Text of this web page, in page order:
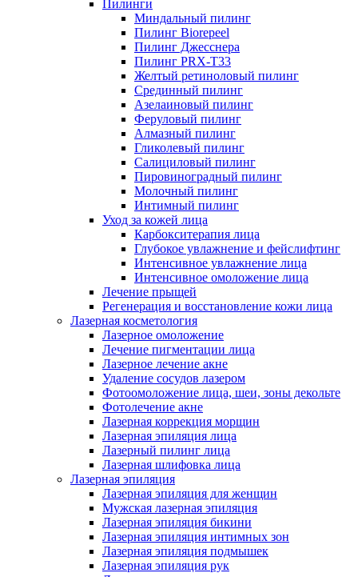
Пилинги
Миндальный пилинг
Пилинг Biorepeel
Пилинг Джесснера
Пилинг PRX-T33
Желтый ретиноловый пилинг
Срединный пилинг
Азелаиновый пилинг
Феруловый пилинг
Алмазный пилинг
Гликолевый пилинг
Салициловый пилинг
Пировиноградный пилинг
Молочный пилинг
Интимный пилинг
Уход за кожей лица
Карбокситерапия лица
Глубокое увлажнение и фейслифтинг
Интенсивное увлажнение лица
Интенсивное омоложение лица
Лечение прыщей
Регенерация и восстановление кожи лица
Лазерная косметология
Лазерное омоложение
Лечение пигментации лица
Лазерное лечение акне
Удаление сосудов лазером
Фотоомоложение лица, шеи, зоны декольте
Фотолечение акне
Лазерная коррекция морщин
Лазерная эпиляция лица
Лазерный пилинг лица
Лазерная шлифовка лица
Лазерная эпиляция
Лазерная эпиляция для женщин
Мужская лазерная эпиляция
Лазерная эпиляция бикини
Лазерная эпиляция интимных зон
Лазерная эпиляция подмышек
Лазерная эпиляция рук